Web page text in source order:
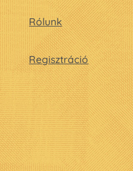
Rólunk
Regisztráció